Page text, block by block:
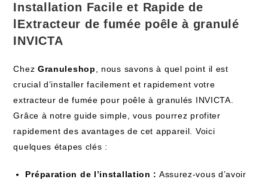
Installation Facile et Rapide de
lExtracteur de fumée poêle à granulé
INVICTA
Chez Granuleshop
, nous savons à quel point il est
crucial d’installer facilement et rapidement votre
extracteur de fumée pour poêle à granulés INVICTA.
Grâce à notre guide simple, vous pourrez profiter
rapidement des avantages de cet appareil. Voici
quelques étapes clés :
Préparation de l’installation : Assurez-vous d’avoir